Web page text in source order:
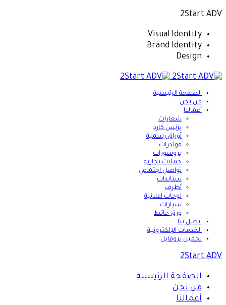
2Start ADV
Visual Identity
Brand Identity
Design
الصفحة الرئيسية
من نحن
أعمالنا
شعارات
بزنس كارد
أوراق رسمية
فولدرات
بروشورات
حملات تجارية
تواصل اجتماعي
ستاندات
أظرف
لوحات اعلانية
سيارات
ورق حائط
اتصل بنا
الخدمات الإلكترونية
تحميل بروفايل
2Start ADV
الصفحة الرئيسية
من نحن
أعمالنا